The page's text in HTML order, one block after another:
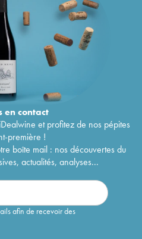
encontact
et profitez de nos pépites
première !
boîte mail : nos découvertes du
actualités, analyses...
afin de recevoir des